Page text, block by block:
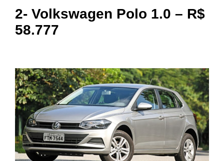
2- Volkswagen Polo 1.0 – R$
58.777